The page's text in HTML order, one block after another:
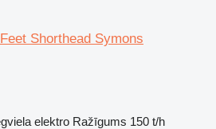
Shorthead Symons
elektro Ražīgums 150 t/h